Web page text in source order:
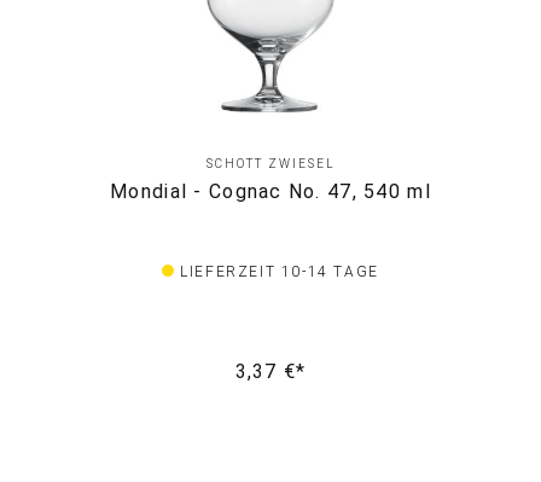
SCHOTT ZWIESEL
Mondial - Cognac No. 47, 540 ml
LIEFERZEIT 10-14 TAGE
3,37 €*